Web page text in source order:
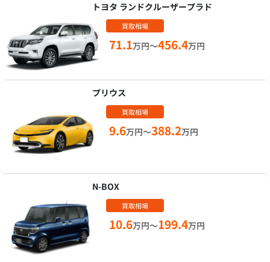
トヨタ ランドクルーザープラド
買取相場
71.1万円～456.4万円
プリウス
買取相場
9.6万円～388.2万円
N-BOX
買取相場
10.6万円～199.4万円